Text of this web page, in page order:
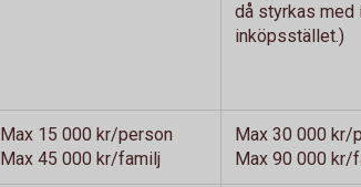
då styrkas med
inköpsstället.)
Max 15 000 kr/person
Max 45 000 kr/familj
Max 30 000 kr/
Max 90 000 kr/